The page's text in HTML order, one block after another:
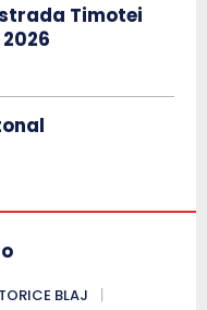
Timotei
BLAJ